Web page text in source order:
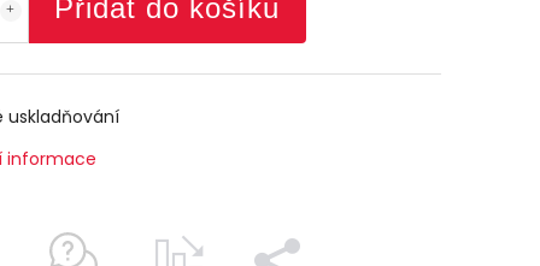
Přidat do košíku
uskladňování
informace